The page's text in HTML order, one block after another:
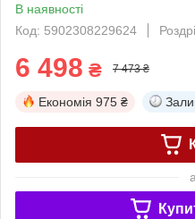
В наявності
Код: 5902308229624
6 498 ₴ 7 473 ₴
Економія 975 ₴